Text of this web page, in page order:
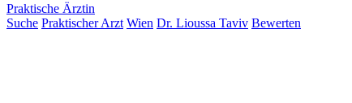
Praktische Ärztin
Suche Praktischer Arzt Wien Dr. Lioussa Taviv Bewerten